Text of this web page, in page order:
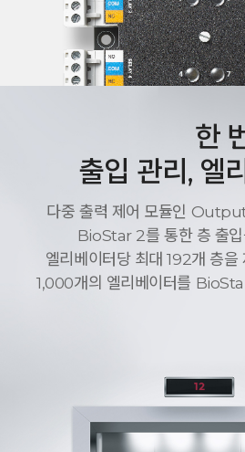
한
출입 관리, 엘
다중 출력 제어 모듈인
BioStar 2를 통한 층 출입
엘리베이터당 최대 192개 층을
1,000개의 엘리베이터를